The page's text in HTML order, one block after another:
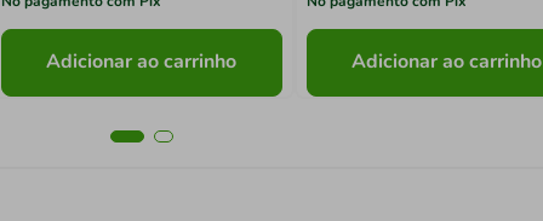
Adicionar ao carrinho Adicionar ao carrinho